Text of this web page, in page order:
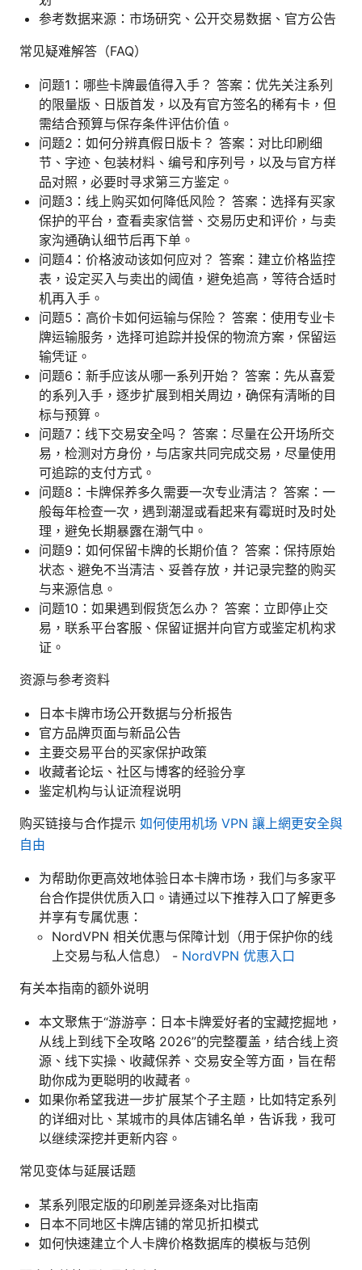
参考数据来源：市场研究、公开交易数据、官方公告
常见疑难解答（FAQ）
问题1：哪些卡牌最值得入手？ 答案：优先关注系列
的限量版、日版首发，以及有官方签名的稀有卡，但
需结合预算与保存条件评估价值。
问题2：如何分辨真假日版卡？ 答案：对比印刷细
节、字迹、包装材料、编号和序列号，以及与官方样
品对照，必要时寻求第三方鉴定。
问题3：线上购买如何降低风险？ 答案：选择有买家
保护的平台，查看卖家信誉、交易历史和评价，与卖
家沟通确认细节后再下单。
问题4：价格波动该如何应对？ 答案：建立价格监控
表，设定买入与卖出的阈值，避免追高，等待合适时
机再入手。
问题5：高价卡如何运输与保险？ 答案：使用专业卡
牌运输服务，选择可追踪并投保的物流方案，保留运
输凭证。
问题6：新手应该从哪一系列开始？ 答案：先从喜爱
的系列入手，逐步扩展到相关周边，确保有清晰的目
标与预算。
问题7：线下交易安全吗？ 答案：尽量在公开场所交
易，检测对方身份，与店家共同完成交易，尽量使用
可追踪的支付方式。
问题8：卡牌保养多久需要一次专业清洁？ 答案：一
般每年检查一次，遇到潮湿或看起来有霉斑时及时处
理，避免长期暴露在潮气中。
问题9：如何保留卡牌的长期价值？ 答案：保持原始
状态、避免不当清洁、妥善存放，并记录完整的购买
与来源信息。
问题10：如果遇到假货怎么办？ 答案：立即停止交
易，联系平台客服、保留证据并向官方或鉴定机构求
证。
资源与参考资料
日本卡牌市场公开数据与分析报告
官方品牌页面与新品公告
主要交易平台的买家保护政策
收藏者论坛、社区与博客的经验分享
鉴定机构与认证流程说明
购买链接与合作提示 如何使用机场 VPN 讓上網更安全與
自由
为帮助你更高效地体验日本卡牌市场，我们与多家平
台合作提供优质入口。请通过以下推荐入口了解更多
并享有专属优惠：
NordVPN 相关优惠与保障计划（用于保护你的线
上交易与私人信息） - NordVPN 优惠入口
有关本指南的额外说明
本文聚焦于“游游亭：日本卡牌爱好者的宝藏挖掘地，
从线上到线下全攻略 2026”的完整覆盖，结合线上资
源、线下实操、收藏保养、交易安全等方面，旨在帮
助你成为更聪明的收藏者。
如果你希望我进一步扩展某个子主题，比如特定系列
的详细对比、某城市的具体店铺名单，告诉我，我可
以继续深挖并更新内容。
常见变体与延展话题
某系列限定版的印刷差异逐条对比指南
日本不同地区卡牌店铺的常见折扣模式
如何快速建立个人卡牌价格数据库的模板与范例